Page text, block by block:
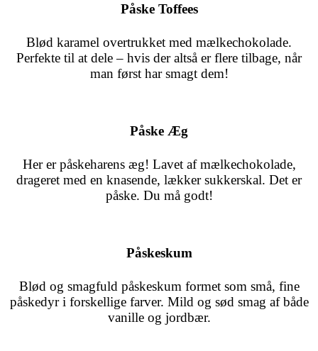
Påske Toffees
Blød karamel overtrukket med mælkechokolade.
Perfekte til at dele – hvis der altså er flere tilbage, når
man først har smagt dem!
Påske Æg
Her er påskeharens æg! Lavet af mælkechokolade,
drageret med en knasende, lækker sukkerskal. Det er
påske. Du må godt!
Påskeskum
Blød og smagfuld påskeskum formet som små, fine
påskedyr i forskellige farver. Mild og sød smag af både
vanille og jordbær.